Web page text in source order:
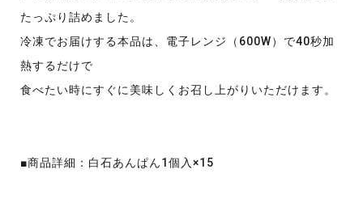
たっぷり詰めました。
冷凍でお届けする本品は、電子レンジ（600W）で40秒加
熱するだけで
食べたい時にすぐに美味しくお召し上がりいただけます。
■商品詳細：白石あんぱん1個入×15